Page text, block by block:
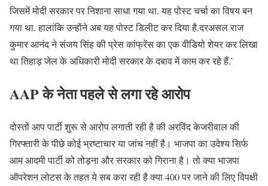
जिसमें मोदी सरकार पर निशाना साधा गया था. यह पोस्ट चर्चा का विषय बन
गया था. हालांकि उन्होंने अब यह पोस्ट डिलीट कर दिया है.दरअसल राज
कुमार आनंद ने संजय सिंह की प्रेस कांफ्रेंस का एक वीडियो शेयर कर लिखा
था तिहाड़ जेल के अधिकारी मोदी सरकार के दबाव में काम कर रहे हैं.’
AAP के नेता पहले से लगा रहे आरोप
दोस्तों आप पार्टी शुरू से आरोप लगाती रही है की अरविंद केजरीवाल की
गिरफ्तारी के पीछे कोई भ्रष्टाचार या जांच नहीं है। भाजपा का उदेश्य सिर्फ
आम आदमी पार्टी को तोड़ना और सरकार को गिराना है। तो क्या भाजपा
ऑपरेशन लोटस के तहत ये सब करा रही है क्या 400 पर जाने की लिए विपक्षी